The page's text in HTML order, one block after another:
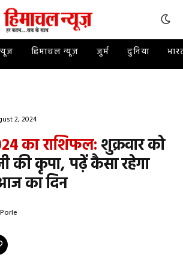
हिमाचल न्यूज़ जुर्म दुनिया
2, 2024
का राशिफल:शुक्रवार को
की कृपा, पढ़ें कैसा रहेगा
का दिन